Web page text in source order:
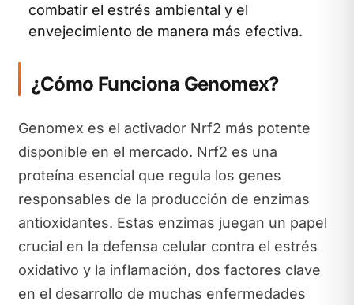
combatir el estrés ambiental y el
envejecimiento de manera más efectiva.
¿Cómo Funciona Genomex?
Genomex es el activador Nrf2 más potente
disponible en el mercado. Nrf2 es una
proteína esencial que regula los genes
responsables de la producción de enzimas
antioxidantes. Estas enzimas juegan un papel
crucial en la defensa celular contra el estrés
oxidativo y la inflamación, dos factores clave
en el desarrollo de muchas enfermedades